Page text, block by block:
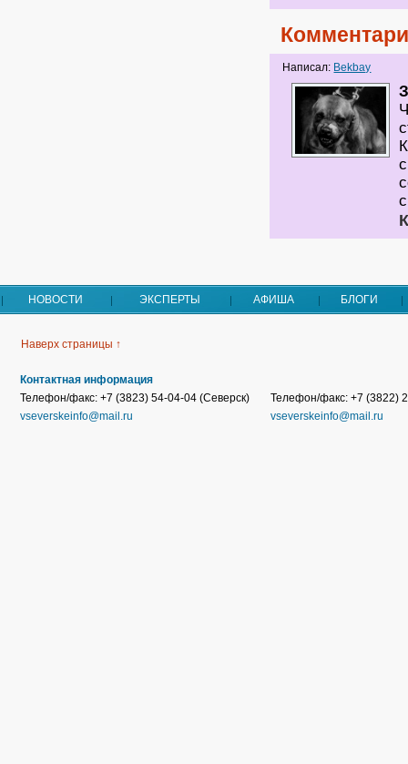
Написал: Bekbay
НОВОСТИ ЭКСПЕРТЫ АФИША БЛОГИ
Наверх страницы ↑
Контактная информация
Телефон/факс: +7 (3823) 54-04-04 (Северск)
vseverskeinfo@mail.ru
Телефон/факс: +7 (3822)
vseverskeinfo@mail.ru